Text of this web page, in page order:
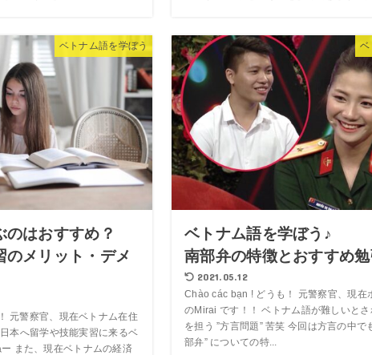
ベトナム語を学ぼう
のはおすすめ？
のメリット・デメ
元警察官、現在ベトナム在住
本へ留学や技能実習に来るベ
また、現在ベトナムの経済
ベ
ベトナム語を学ぼう♪
南部弁の特徴とおすすめ勉
2021.05.12
Chào các bạn ! どうも！ 元警察官、現在
のMirai です！！ ベトナム語が難しいとさ
を担う ”方言問題” 苦笑 今回は方言の中で
部弁” についての特...